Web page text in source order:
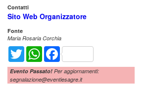
Contatti
Sito Web Organizzatore
Fonte
Maria Rosaria Corchia
Twitter WhatsAppFacebook
Evento Passato! Per aggiornamenti:
segnalazione@eventiesagre.it